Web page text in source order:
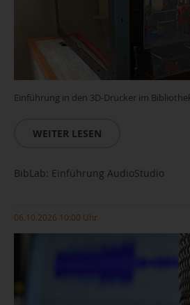
Einführung in den 3D-Drucker im
WEITER LESEN
BibLab: Einführung AudioStudio
06.10.2026 10:00 Uhr